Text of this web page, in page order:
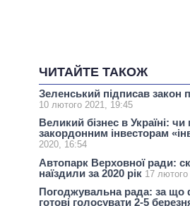
ЧИТАЙТЕ ТАКОЖ
Зеленський підписав закон
10 лютого 2021, 19:45
Великий бізнес в Україні: чи
закордонним інвесторам
2020, 16:54
Автопарк Верховної ради:
наїздили за 2020 рік 17
Погоджувальна рада: за що
готові голосувати 2-5